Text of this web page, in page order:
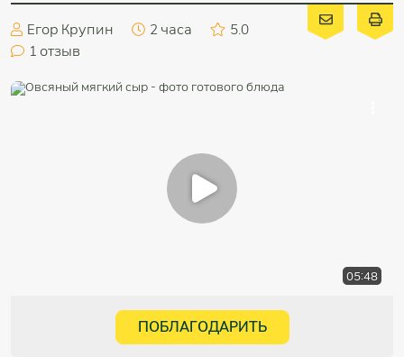
Егор Крупин 2 часа
5.0
1 отзыв
05:48
ПОБЛАГОДАРИТЬ